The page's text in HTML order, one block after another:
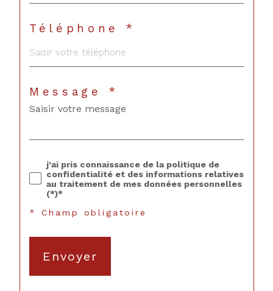
Téléphone *
Message *
j'ai pris connaissance de la politique de
confidentialité et des informations relatives
au traitement de mes données personnelles
(*)*
* Champ obligatoire
Envoyer